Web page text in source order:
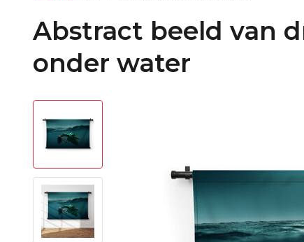
Abstract beeld van
onder water